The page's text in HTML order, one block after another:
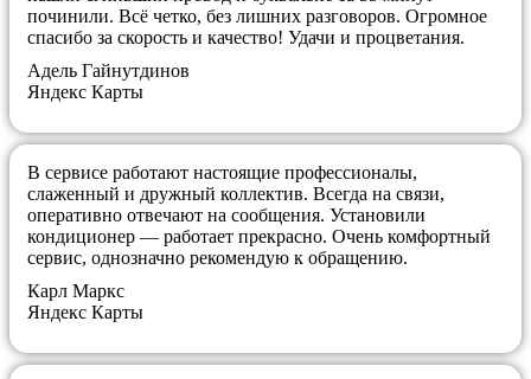
починили. Всё четко, без лишних разговоров. Огромное
спасибо за скорость и качество! Удачи и процветания.
Адель Гайнутдинов
Яндекс Карты
В сервисе работают настоящие профессионалы,
слаженный и дружный коллектив. Всегда на связи,
оперативно отвечают на сообщения. Установили
кондиционер — работает прекрасно. Очень комфортный
сервис, однозначно рекомендую к обращению.
Карл Маркс
Яндекс Карты